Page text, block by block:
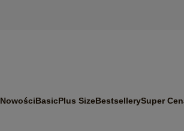
NowościBasicPlus SizeBestsellerySuper